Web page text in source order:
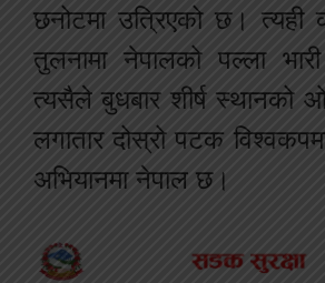
छनोटमा उत्रिएको छ। त्यही
तुलनामा नेपालको पल्ला
त्यसैले बुधबार शीर्ष स्थानको
लगातार दोस्रो पटक
अभियानमा नेपाल छ।